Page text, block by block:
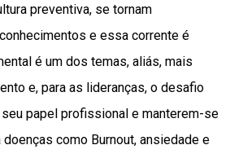
preventiva, se tornam
e essa corrente é
é um dos temas, aliás, mais
e, para as lideranças, o desafio
papel profissional e manterem-se
como Burnout, ansiedade e